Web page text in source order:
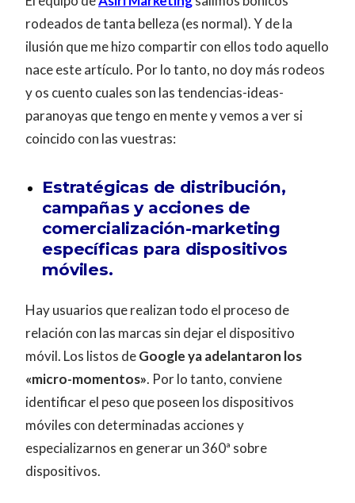
rodeados de tanta belleza (es normal). Y de la
ilusión que me hizo compartir con ellos todo aquello
nace este artículo. Por lo tanto, no doy más rodeos
y os cuento cuales son las tendencias-ideas-
paranoyas que tengo en mente y vemos a ver si
coincido con las vuestras:
Estratégicas de distribución,
campañas y acciones de
comercialización-marketing
específicas para dispositivos
móviles.
Hay usuarios que realizan todo el proceso de
relación con las marcas sin dejar el dispositivo
móvil. Los listos deGoogle ya adelantaron los
«micro-momentos». Por lo tanto, conviene
identificar el peso que poseen los dispositivos
móviles con determinadas acciones y
especializarnos en generar un 360ª sobre
dispositivos.